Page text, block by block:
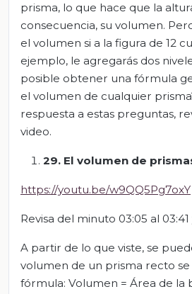
prisma, lo que hace que la
consecuencia, su volumen.
el volumen si a la figura de 12
ejemplo, le agregarás dos
posible obtener una fórmula
el volumen de cualquier
respuesta a estas preguntas,
video.
29. El volumen de
https://youtu.be/w9QQ5Pg7oxY
Revisa del minuto 03:05 al
A partir de lo que viste, se
volumen de un prisma recto se
fórmula: Volumen = Área de la